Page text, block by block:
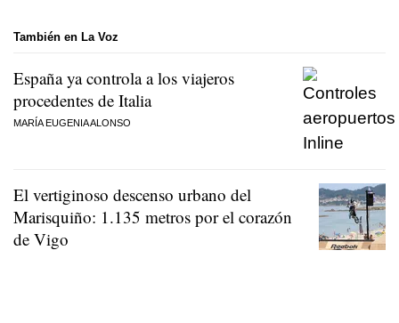
También en La Voz
España ya controla a los viajeros
procedentes de Italia
MARÍA EUGENIA ALONSO
El vertiginoso descenso urbano del
Marisquiño: 1.135 metros por el corazón
de Vigo